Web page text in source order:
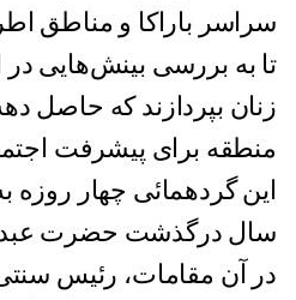
سراسر باراکا و مناطق
تا به بررسی بینش‌هایی در
زنان بپردازند که حاصل
منطقه برای پیشرفت
این گردهمائی چهار
سال درگذشت حضرت
در آن مقامات، رئیس